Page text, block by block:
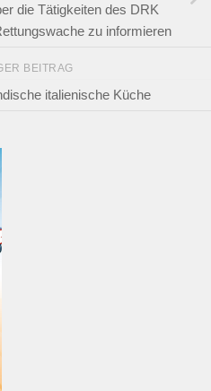
die Tätigkeiten des DRK
zu informieren
BEITRAG
italienische Küche